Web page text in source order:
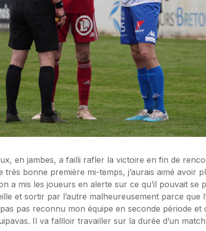
en jambes, a failli rafler la victoire en fin de
très bonne première mi-temps, j’aurais aimé avoir
a mis les joueurs en alerte sur ce qu’il pouvait se
et sortir par l’autre malheureusement parce que
pas reconnu mon équipe en seconde période et
Il va fallloir travailler sur la durée d’un